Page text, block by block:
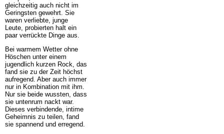
gleichzeitig auch nicht im
Geringsten gewehrt. Sie
waren verliebte, junge
Leute, probierten halt ein
paar verrückte Dinge aus.
Bei warmem Wetter ohne
Höschen unter einem
jugendlich kurzen Rock, das
fand sie zu der Zeit höchst
aufregend. Aber auch immer
nur in Kombination mit ihm.
Nur sie beide wussten, dass
sie untenrum nackt war.
Dieses verbindende, intime
Geheimnis zu teilen, fand
sie spannend und erregend.